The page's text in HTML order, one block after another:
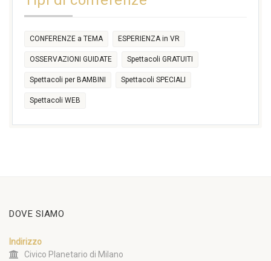
CONFERENZE a TEMA ESPERIENZA in VR
OSSERVAZIONI GUIDATE Spettacoli GRATUITI
Spettacoli per BAMBINI Spettacoli SPECIALI
Spettacoli WEB
DOVE SIAMO
Indirizzo
Civico Planetario di Milano